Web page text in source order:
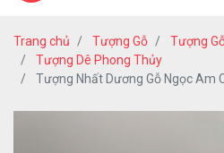
Trang chủ Tượng Gỗ
Tượng
Tượng Dê Phong Thủy
Tượng Nhất Dương Gỗ Ngọc Am